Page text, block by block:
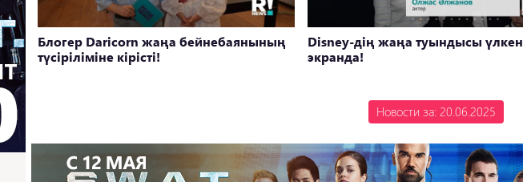
Блогер Daricorn жаңа бейнебаянының
түсіріліміне кірісті!
Disney-дің жаңа туындысы үлкен
экранда!
Новости за: 20.06.2025